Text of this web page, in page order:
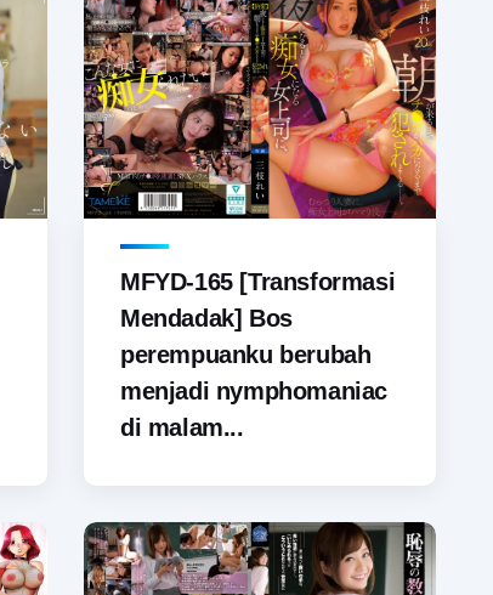
MFYD-165 [Transformasi
Mendadak] Bos
perempuanku berubah
menjadi nymphomaniac
di malam...